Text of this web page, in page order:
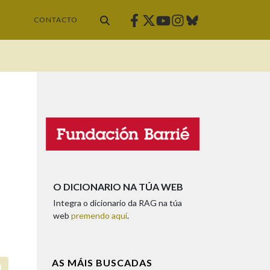
CONTACTO Facebook
Twitter
Youtube
Instagram
Bluesky
O DICIONARIO NA TÚA WEB
Integra o dicionario da RAG na túa
web premendo aquí.
AS MÁIS BUSCADAS